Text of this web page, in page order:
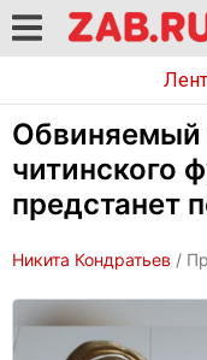
Обвиняемый
читинского
предстанет
Никита Кондратьев /